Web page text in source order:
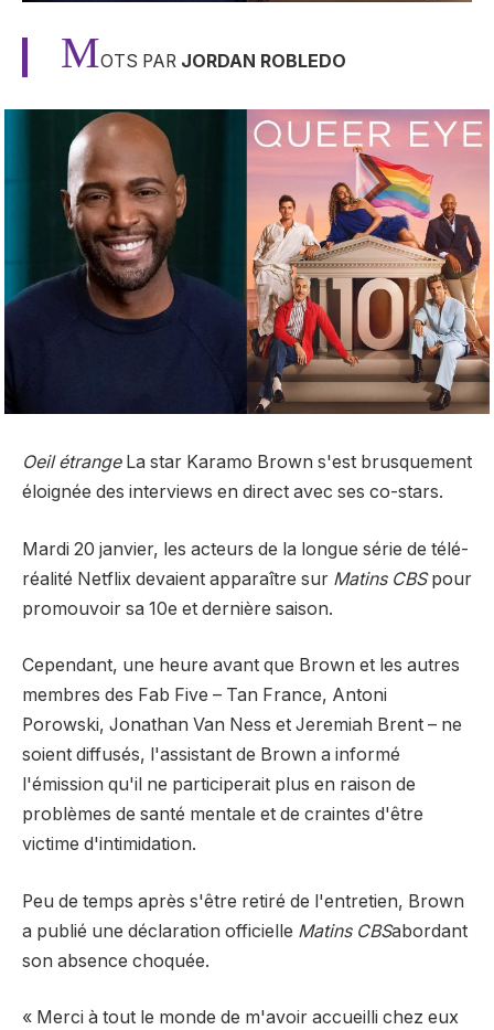
MOTS PAR JORDAN ROBLEDO
Oeil étrangeLa star Karamo Brown s'est brusquement
éloignée des interviews en direct avec ses co-stars.
Mardi 20 janvier, les acteurs de la longue série de télé-
réalité Netflix devaient apparaître sur Matins CBSpour
promouvoir sa 10e et dernière saison.
Cependant, une heure avant que Brown et les autres
membres des Fab Five – Tan France, Antoni
Porowski, Jonathan Van Ness et Jeremiah Brent – ​​ne
soient diffusés, l'assistant de Brown a informé
l'émission qu'il ne participerait plus en raison de
problèmes de santé mentale et de craintes d'être
victime d'intimidation.
Peu de temps après s'être retiré de l'entretien, Brown
a publié une déclaration officielle Matins CBSabordant
son absence choquée.
« Merci à tout le monde de m'avoir accueilli chez eux